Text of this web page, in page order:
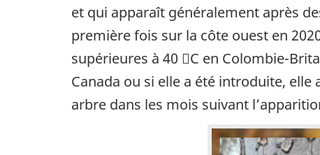
et qui apparaît généralement après
première fois sur la côte ouest en
supérieures à 40 C en Colombie-
Canada ou si elle a été introduite,
arbre dans les mois suivant